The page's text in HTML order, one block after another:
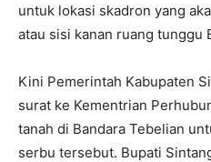
untuk lokasi skadron yang
atau sisi kanan ruang tunggu
Kini Pemerintah Kabupaten
surat ke Kementrian
tanah di Bandara Tebelian
serbu tersebut. Bupati